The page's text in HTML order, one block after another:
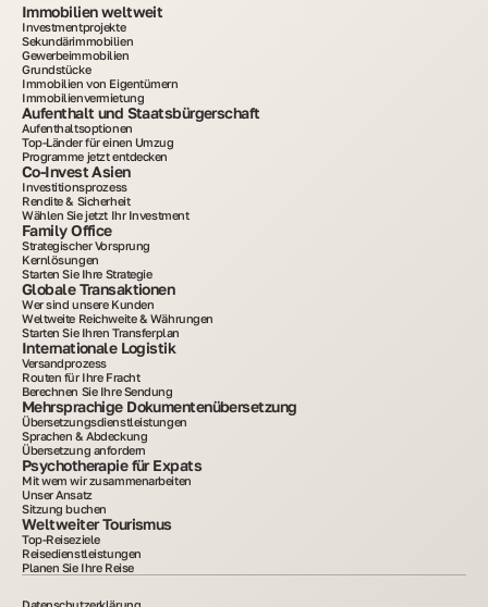
Immobilien weltweit
Investmentprojekte
Sekundärimmobilien
Gewerbeimmobilien
Grundstücke
Immobilien von Eigentümern
Immobilienvermietung
Aufenthalt und Staatsbürgerschaft
Aufenthaltsoptionen
Top-Länder für einen Umzug
Programme jetzt entdecken
Co-Invest Asien
Investitionsprozess
Rendite & Sicherheit
Wählen Sie jetzt Ihr Investment
Family Office
Strategischer Vorsprung
Kernlösungen
Starten Sie Ihre Strategie
Globale Transaktionen
Wer sind unsere Kunden
Weltweite Reichweite & Währungen
Starten Sie Ihren Transferplan
Internationale Logistik
Versandprozess
Routen für Ihre Fracht
Berechnen Sie Ihre Sendung
Mehrsprachige Dokumentenübersetzung
Übersetzungsdienstleistungen
Sprachen & Abdeckung
Übersetzung anfordern
Psychotherapie für Expats
Mit wem wir zusammenarbeiten
Unser Ansatz
Sitzung buchen
Weltweiter Tourismus
Top-Reiseziele
Reisedienstleistungen
Planen Sie Ihre Reise